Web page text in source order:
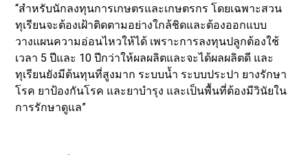
“สำหรับนักลงทุนการเกษตรและเกษตรกร โดยเฉพาะสวน
ทุเรียนจะต้องเฝ้าติดตามอย่างใกล้ชิดและต้องออกแบบ
วางแผนความอ่อนไหวให้ได้ เพราะการลงทุนปลูกต้องใช้
เวลา 5 ปีและ 10 ปีกว่าให้ผลผลิตและจะได้ผลผลิตดี และ
ทุเรียนยังมีต้นทุนที่สูงมาก ระบบน้ำ ระบบประปา ยางรักษา
โรค ยาป้องกันโรค และยาบำรุง และเป็นพื้นที่ต้องมีวินัยใน
การรักษาดูแล”